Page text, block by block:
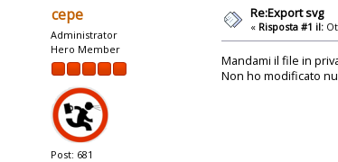
cepe
Administrator
Hero Member
Post: 681
Re:Export svg
« Risposta #1 il:
Mandami il file in
Non ho modificato